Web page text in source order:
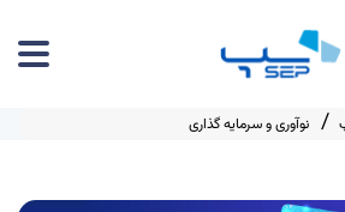
نوآوری و سرمایه گذاری